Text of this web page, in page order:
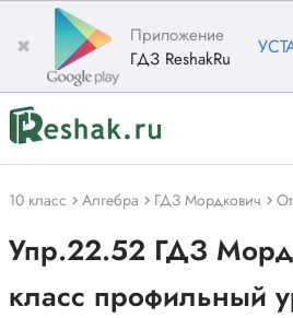
✖
Приложение
ГДЗ ReshakRu
10 класс Алгебра ГДЗ Мордкович
Упр.22.52 ГДЗ
класс профильный